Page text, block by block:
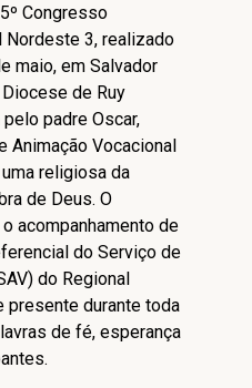
Congresso
Nordeste 3, realizado
maio, em Salvador
de Ruy
padre Oscar,
Animação Vocacional
religiosa da
de Deus. O
acompanhamento de
do Serviço de
do Regional
presente durante toda
de fé, esperança